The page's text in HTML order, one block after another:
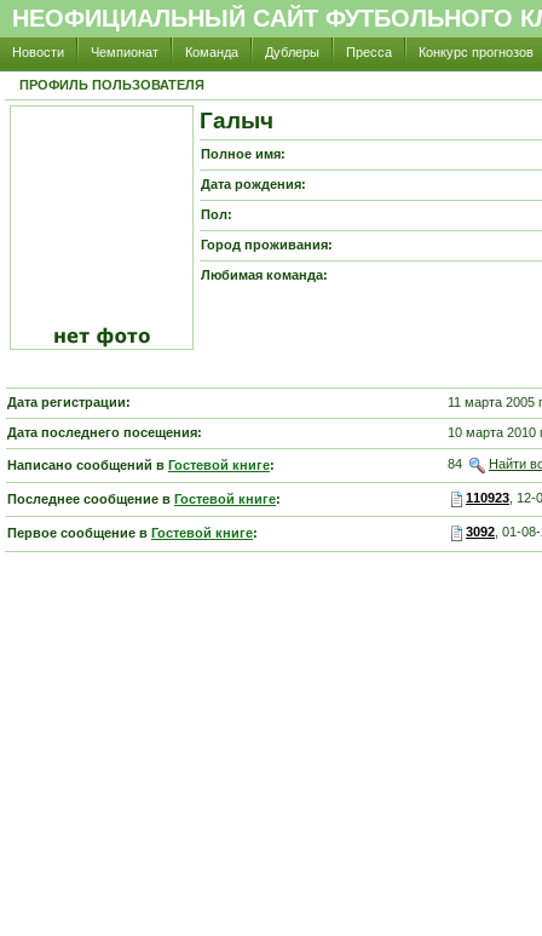
НЕОФИЦИАЛЬНЫЙ САЙТ ФУТБОЛЬНОГО
Новости Чемпионат Команда Дублеры Пресса Конкурс прогнозов
ПРОФИЛЬ ПОЛЬЗОВАТЕЛЯ
Галыч
Полное имя:
Дата рождения:
Пол:
Город проживания:
Любимая команда:
Дата регистрации: 11 марта 2005
Дата последнего посещения: 10 марта 2010
Написано сообщений в Гостевой книге: 84 Найти
Последнее сообщение в Гостевой книге: 110923, 12-
Первое сообщение в Гостевой книге: 3092, 01-